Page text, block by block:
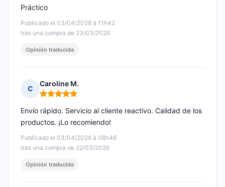
Publicado el 03/04/2026 à 11h42
tras una compra de 23/03/2026
Práctico
Opinión traducida
C
Caroline M.
Nota: 5 de 5
Publicado el 03/04/2026 à 08h46
tras una compra de 22/03/2026
Envío rápido. Servicio al cliente reactivo. Calidad de los
productos. ¡Lo recomiendo!
Opinión traducida